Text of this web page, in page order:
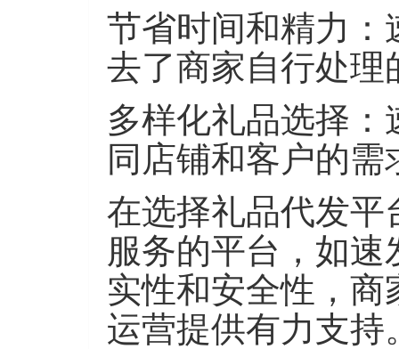
节省时间和精力
去了商家自行处理
多样化礼品选择
同店铺和客户的需
在选择礼品代发平
服务的平台，如速
实性和安全性，
运营提供有力支持